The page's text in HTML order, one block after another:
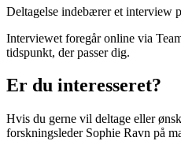
Deltagelse indebærer et interview
Interviewet foregår online via
tidspunkt, der passer dig.
Er du interesseret?
Hvis du gerne vil deltage eller
forskningsleder Sophie Ravn på